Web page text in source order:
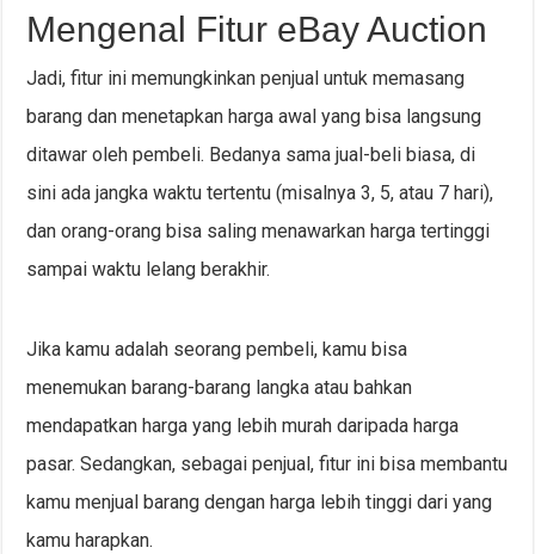
Mengenal Fitur eBay Auction
Jadi, fitur ini memungkinkan penjual untuk memasang
barang dan menetapkan harga awal yang bisa langsung
ditawar oleh pembeli. Bedanya sama jual-beli biasa, di
sini ada jangka waktu tertentu (misalnya 3, 5, atau 7 hari),
dan orang-orang bisa saling menawarkan harga tertinggi
sampai waktu lelang berakhir.
Jika kamu adalah seorang pembeli, kamu bisa
menemukan barang-barang langka atau bahkan
mendapatkan harga yang lebih murah daripada harga
pasar. Sedangkan, sebagai penjual, fitur ini bisa membantu
kamu menjual barang dengan harga lebih tinggi dari yang
kamu harapkan.